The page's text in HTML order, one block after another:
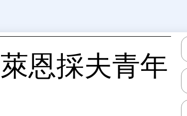
恩採夫青年